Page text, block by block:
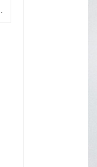
做加热反应